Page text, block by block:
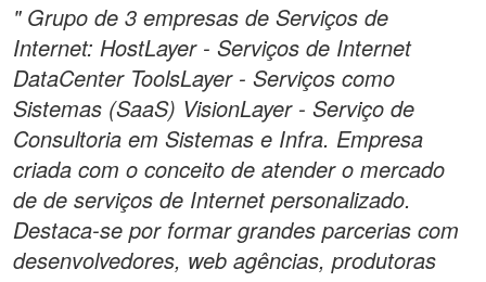
" Grupo de 3 empresas de Serviços de
Internet: HostLayer - Serviços de Internet
DataCenter ToolsLayer - Serviços como
Sistemas (SaaS) VisionLayer - Serviço de
Consultoria em Sistemas e Infra. Empresa
criada com o conceito de atender o mercado
de de serviços de Internet personalizado.
Destaca-se por formar grandes parcerias com
desenvolvedores, web agências, produtoras